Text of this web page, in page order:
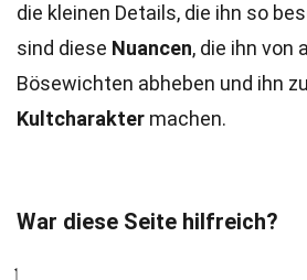
die kleinen Details, die ihn so
sind diese Nuancen, die ihn von
Bösewichten abheben und ihn
Kultcharakter machen.
War diese Seite hilfreich?